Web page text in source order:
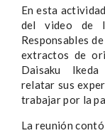
En esta
del video de
Responsables
extractos de
Daisaku
relatar sus
trabajar por la
La reunión